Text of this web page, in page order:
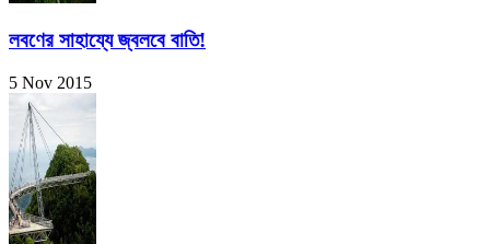
লবণের সাহায্যে জ্বলবে বাতি!
5 Nov 2015